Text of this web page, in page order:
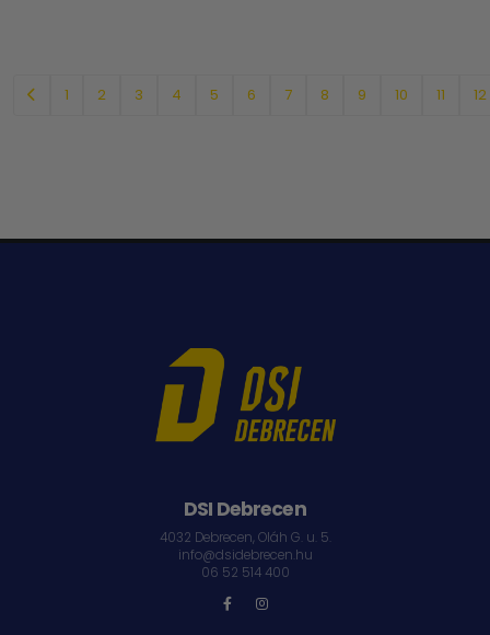
1 2 3 4 5 6 7 8 9 10 11 12
DSI Debrecen
4032 Debrecen, Oláh G. u. 5.
info@dsidebrecen.hu
06 52 514 400